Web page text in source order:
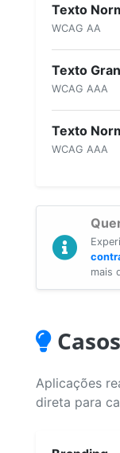
Texto
WCAG AA
Texto
WCAG AAA
Texto
WCAG AAA
mais
Aplicações
direta para